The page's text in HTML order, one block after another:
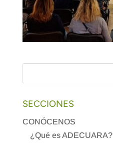
SECCIONES
CONÓCENOS
¿Qué es ADECUARA?